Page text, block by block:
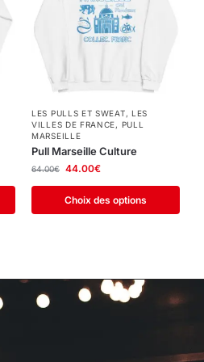
LES PULLS ET SWEAT,LES
VILLES DE FRANCE, PULL
MARSEILLE
Pull Marseille Culture
64.00€ 44.00€
Choix des options